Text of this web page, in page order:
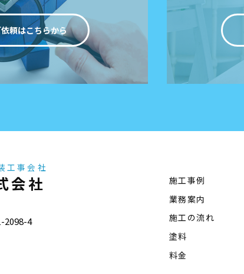
頼はこちらから
工事会社
会社
2098-4
施工事例
業務案内
施工の流れ
塗料
料金